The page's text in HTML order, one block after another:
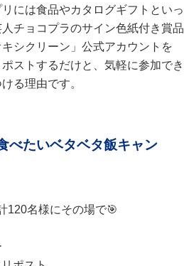
には食品やカタログギフトといっ
チョコプラのサイン色紙付き賞品
シクリーン」公式アカウントを
ストするだけと、気軽に参加でき
る理由です。
たいベタベタ飯キャン
120名様にその場で🎯